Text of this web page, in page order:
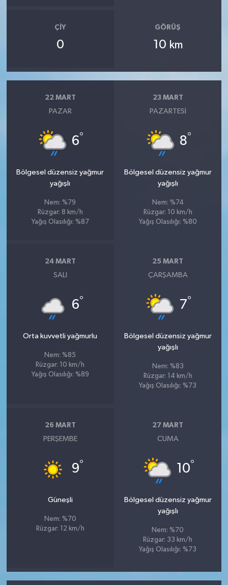
ÇIY
0
GÖRÜŞ
10 km
22 MART
PAZAR
6°
Bölgesel düzensiz yağmur
yağışlı
Nem: %79
Rüzgar: 8 km/h
Yağış Olasılığı: %87
23 MART
PAZARTESI
8°
Bölgesel düzensiz yağmur
yağışlı
Nem: %74
Rüzgar: 10 km/h
Yağış Olasılığı: %80
24 MART
SALI
6°
Orta kuvvetli yağmurlu
Nem: %85
Rüzgar: 10 km/h
Yağış Olasılığı: %89
25 MART
ÇARŞAMBA
7°
Bölgesel düzensiz yağmur
yağışlı
Nem: %83
Rüzgar: 14 km/h
Yağış Olasılığı: %73
26 MART
PERŞEMBE
9°
Güneşli
Nem: %70
Rüzgar: 12 km/h
27 MART
CUMA
10°
Bölgesel düzensiz yağmur
yağışlı
Nem: %70
Rüzgar: 33 km/h
Yağış Olasılığı: %73